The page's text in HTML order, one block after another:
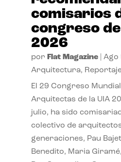
comisarios
congreso
2026
por Flat Magazine| Ago
Arquitectura,
El 29 Congreso
Arquitectas de la UIA
julio, ha sido
colectivo de
generaciones, Pau
Benedito, Maria